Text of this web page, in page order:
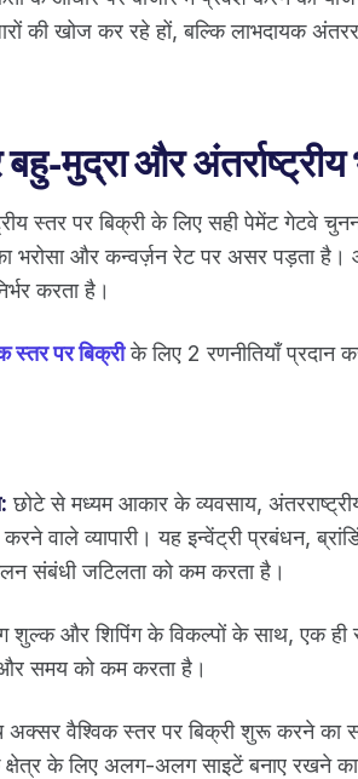
की खोज कर रहे हों, बल्कि लाभदायक
मुद्रा और
स्तर पर बिक्री के लिए सही पेमेंट गेटवे
का भरोसा और कन्वर्ज़न रेट पर असर पड़ता
करता है।
स्तर पर बिक्रीके लिए 2 रणनीतियाँ
छोटे से मध्यम आकार के व्यवसाय,
करने वाले व्यापारी। यह इन्वेंट्री प्रबंधन,
संबंधी जटिलता को कम करता है।
शुल्क और शिपिंग के विकल्पों के साथ, एक ही
समय को कम करता है।
अक्सर वैश्विक स्तर पर बिक्री शुरू करने का
के लिए अलग-अलग साइटें बनाए रखने का